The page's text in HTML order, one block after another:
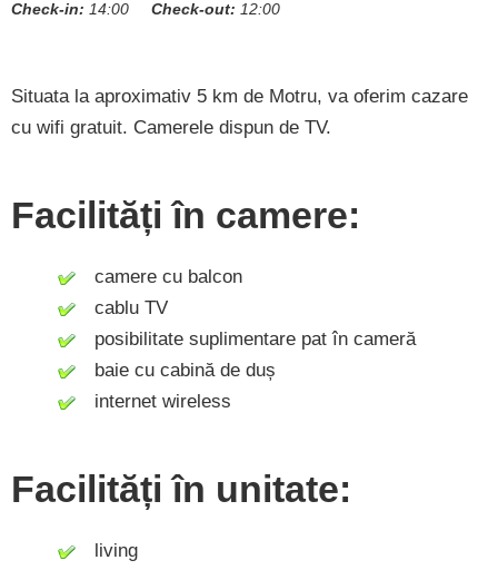
Check-in: 14:00 Check-out: 12:00
Situata la aproximativ 5 km de Motru, va oferim cazare
cu wifi gratuit. Camerele dispun de TV.
Facilități în camere:
camere cu balcon
cablu TV
posibilitate suplimentare pat în cameră
baie cu cabină de duș
internet wireless
Facilități în unitate:
living